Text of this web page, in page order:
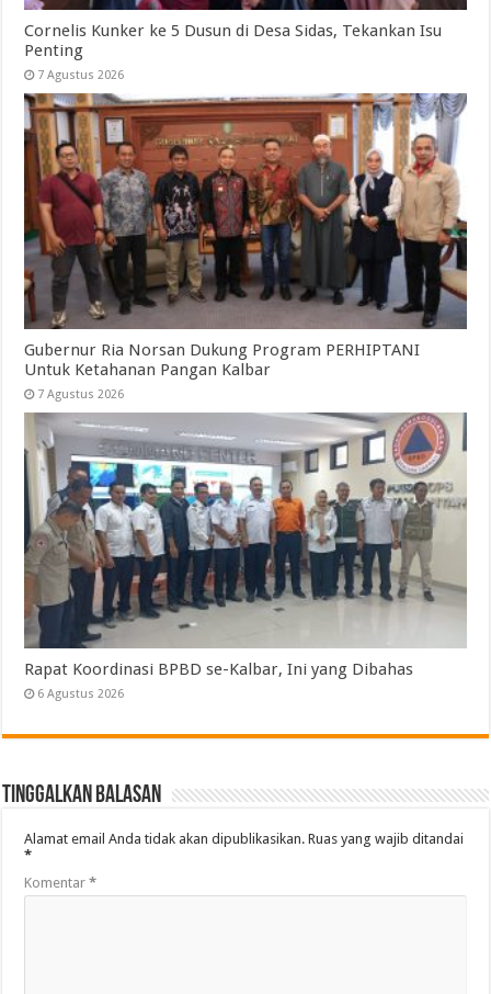
Cornelis Kunker ke 5 Dusun di Desa Sidas, Tekankan Isu
Penting
7 Agustus 2026
Gubernur Ria Norsan Dukung Program PERHIPTANI
Untuk Ketahanan Pangan Kalbar
7 Agustus 2026
Rapat Koordinasi BPBD se-Kalbar, Ini yang Dibahas
6 Agustus 2026
Tinggalkan Balasan
Alamat email Anda tidak akan dipublikasikan. Ruas yang wajib ditandai
*
Komentar*